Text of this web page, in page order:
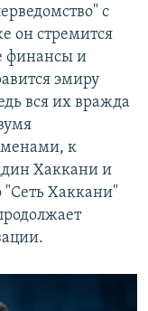
с
он стремится
финансы и
эмиру
вся их вражда
к
Хаккани и
Хаккани"